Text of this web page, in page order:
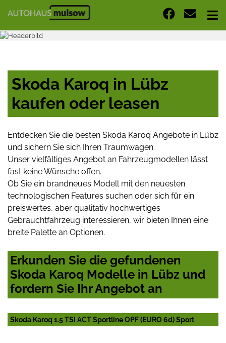
Skoda Karoq in Lübz
kaufen oder leasen
Entdecken Sie die besten Skoda Karoq Angebote in Lübz
und sichern Sie sich Ihren Traumwagen.
Unser vielfältiges Angebot an Fahrzeugmodellen lässt
fast keine Wünsche offen.
Ob Sie ein brandneues Modell mit den neuesten
technologischen Features suchen oder sich für ein
preiswertes, aber qualitativ hochwertiges
Gebrauchtfahrzeug interessieren, wir bieten Ihnen eine
breite Palette an Optionen.
Erkunden Sie die gefundenen
Skoda Karoq Modelle in Lübz und
fordern Sie Ihr Angebot an
Skoda Karoq 1.5 TSI ACT Sportline OPF (EURO 6d) Sport